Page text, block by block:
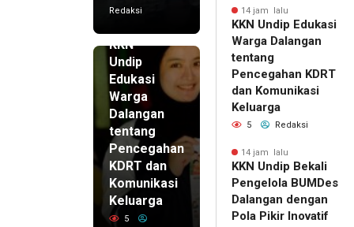
Redaksi
KKN
Undip
Edukasi
Warga
Dalangan
tentang
Pencegahan
KDRT dan
Komunikasi
Keluarga
5
14 jam lalu
KKN Undip Edukasi
Warga Dalangan
tentang
Pencegahan KDRT
dan Komunikasi
Keluarga
5 Redaksi
14 jam lalu
KKN Undip Bekali
Pengelola BUMDes
Dalangan dengan
Pola Pikir Inovatif